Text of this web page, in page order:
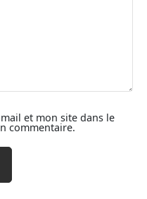
et mon site dans le
commentaire.